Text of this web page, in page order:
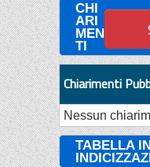
CHI
ARI
MEN
TI
Chiarimenti
Nessun
TABELLA